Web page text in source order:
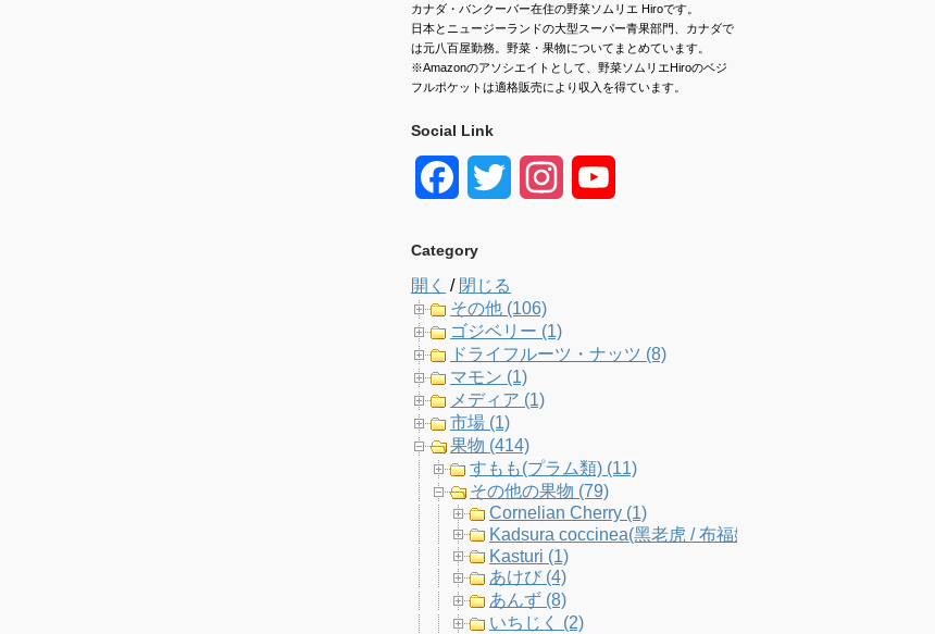
カナダ・バンクーバー在住の野菜ソムリエ Hiroです。
日本とニュージーランドの大型スーパー青果部門、カナダで
は元八百屋勤務。野菜・果物についてまとめています。
※Amazonのアソシエイトとして、野菜ソムリエHiroのベジ
フルポケットは適格販売により収入を得ています。
Social Link
e
b
o
o
k
t
t
e
a
a
m
u
C
h
Category
開く / 閉じる
その他 (106)
ゴジベリー (1)
ドライフルーツ・ナッツ (8)
マモン (1)
メディア (1)
市場 (1)
果物 (414)
すもも(プラム類) (11)
その他の果物 (79)
Cornelian Cherry (1)
Kadsura coccinea(黑老虎 / 布福娜) (1)
Kasturi (1)
あけび (4)
あんず (8)
いちじく (2)